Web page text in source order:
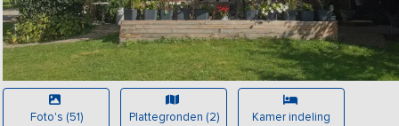
Foto's (51) Plattegronden (2) Kamer indeling